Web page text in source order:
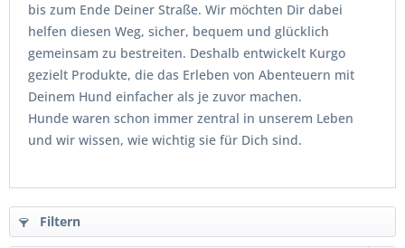
bis zum Ende Deiner Straße. Wir möchten Dir dabei
helfen diesen Weg, sicher, bequem und glücklich
gemeinsam zu bestreiten. Deshalb entwickelt Kurgo
gezielt Produkte, die das Erleben von Abenteuern mit
Deinem Hund einfacher als je zuvor machen.
Hunde waren schon immer zentral in unserem Leben
und wir wissen, wie wichtig sie für Dich sind.
Filtern